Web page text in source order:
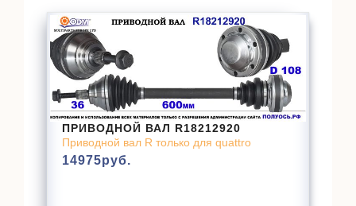
ПРИВОДНОЙ ВАЛ R18212920
Приводной вал R только для quattro
14975руб.